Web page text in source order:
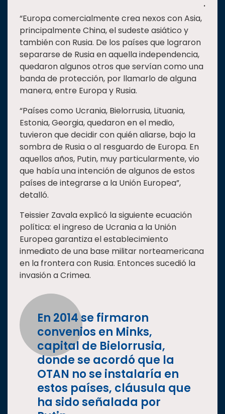
.
“Europa comercialmente crea nexos con Asia,
principalmente China, el sudeste asiático y
también con Rusia. De los países que lograron
separarse de Rusia en aquella independencia,
quedaron algunos otros que servían como una
banda de protección, por llamarlo de alguna
manera, entre Europa y Rusia.
“Países como Ucrania, Bielorrusia, Lituania,
Estonia, Georgia, quedaron en el medio,
tuvieron que decidir con quién aliarse, bajo la
sombra de Rusia o al resguardo de Europa. En
aquellos años, Putin, muy particularmente, vio
que había una intención de algunos de estos
países de integrarse a la Unión Europea”,
detalló.
Teissier Zavala explicó la siguiente ecuación
política: el ingreso de Ucrania a la Unión
Europea garantiza el establecimiento
inmediato de una base militar norteamericana
en la frontera con Rusia. Entonces sucedió la
invasión a Crimea.
En 2014 se firmaron
convenios en Minks,
capital de Bielorrusia,
donde se acordó que la
OTAN no se instalaría en
estos países, cláusula que
ha sido señalada por